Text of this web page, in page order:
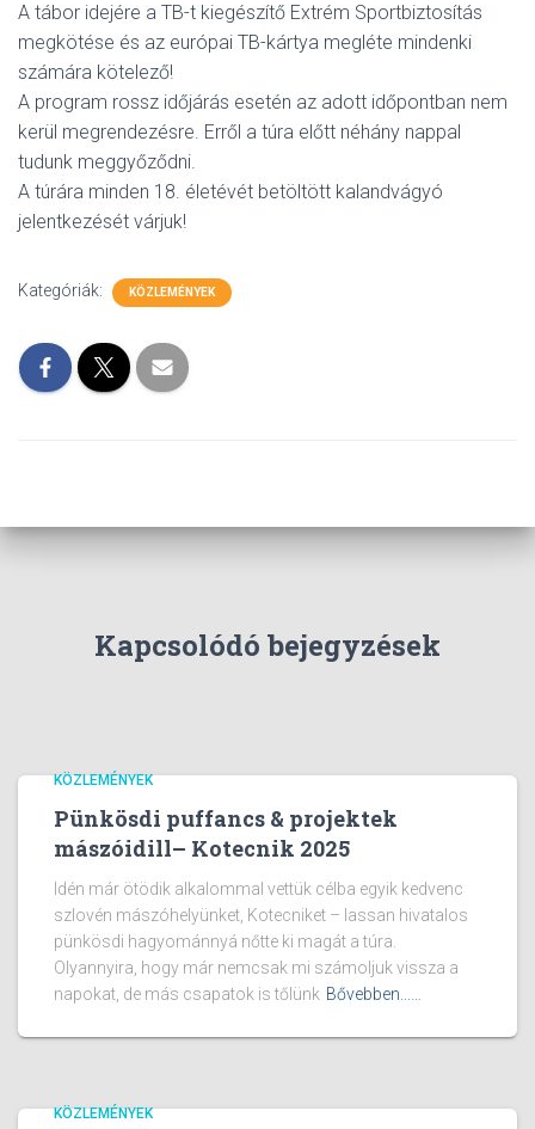
A tábor idejére a TB-t kiegészítő Extrém Sportbiztosítás
megkötése és az európai TB-kártya megléte mindenki
számára kötelező!
A program rossz időjárás esetén az adott időpontban nem
kerül megrendezésre. Erről a túra előtt néhány nappal
tudunk meggyőződni.
A túrára minden 18. életévét betöltött kalandvágyó
jelentkezését várjuk!
Kategóriák: KÖZLEMÉNYEK
Kapcsolódó bejegyzések
KÖZLEMÉNYEK
Pünkösdi puffancs & projektek
mászóidill– Kotecnik 2025
Idén már ötödik alkalommal vettük célba egyik kedvenc
szlovén mászóhelyünket, Kotecniket – lassan hivatalos
pünkösdi hagyománnyá nőtte ki magát a túra.
Olyannyira, hogy már nemcsak mi számoljuk vissza a
napokat, de más csapatok is tőlünk Bővebben...…
KÖZLEMÉNYEK